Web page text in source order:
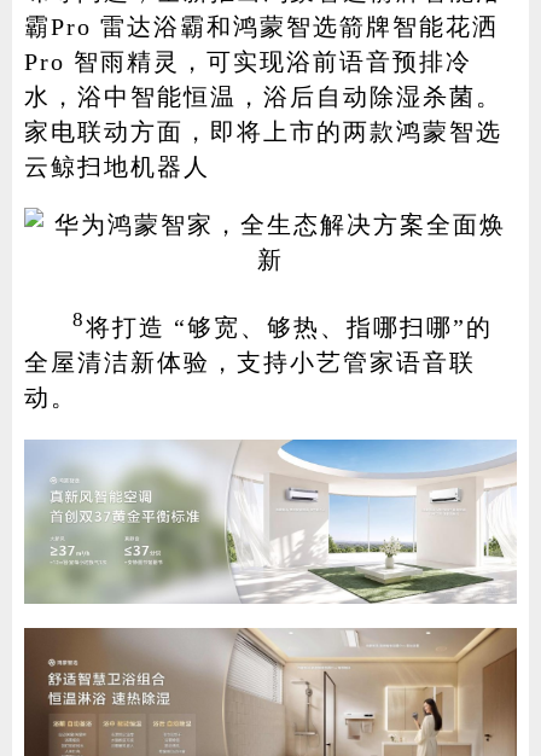
霸Pro 雷达浴霸和鸿蒙智选箭牌智能花洒
Pro 智雨精灵，可实现浴前语音预排冷
水，浴中智能恒温，浴后自动除湿杀菌。
家电联动方面，即将上市的两款鸿蒙智选
云鲸扫地机器人
8将打造 “够宽、够热、指哪扫哪”的
全屋清洁新体验，支持小艺管家语音联
动。